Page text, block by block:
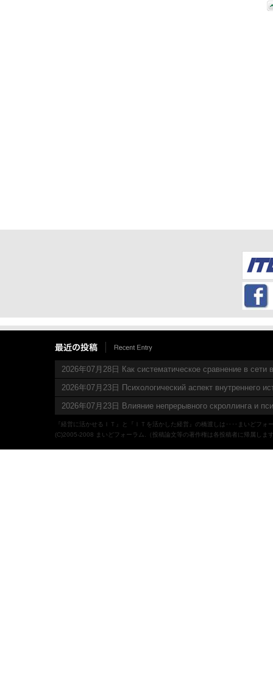
2026年07月28日 Как систематическое сравнение в сети
2026年07月23日 Психологический аспект внутреннего
2026年07月23日 Влияние непрерывного скроллинга и
『経営に活かせるＩＴ』と『ＩＴを活かした経営』の橋渡しは‥‥まいどフォ
(C)2005-2008 まいどフォーラム.（投稿論文等の著作権は各投稿者に帰属しま